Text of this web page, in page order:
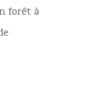
forêt à